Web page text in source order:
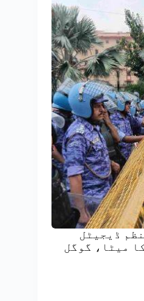
ڈیجیٹل
میٹا، گوگل